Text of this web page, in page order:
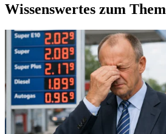
Wissenswertes zum